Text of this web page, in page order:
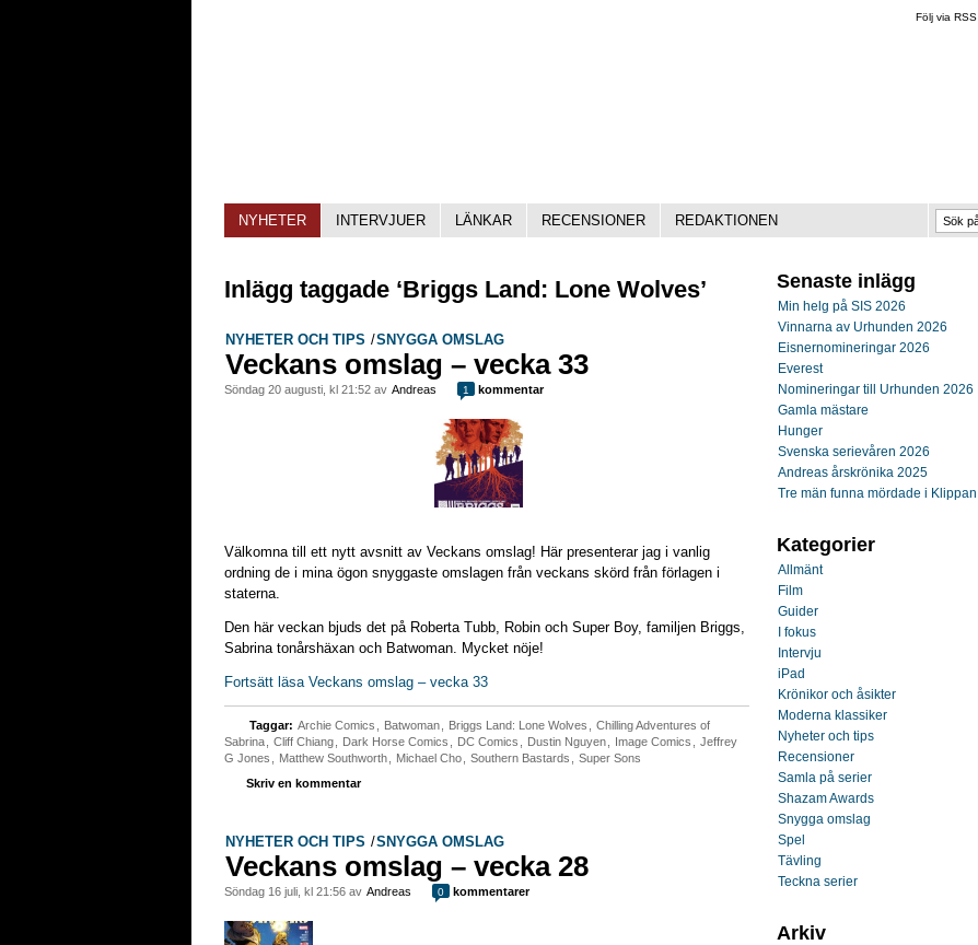
Följ via RSS
NYHETER INTERVJUER LÄNKAR RECENSIONER REDAKTIONEN
Inlägg taggade ‘Briggs Land: Lone Wolves’
NYHETER OCH TIPS /SNYGGA OMSLAG
Veckans omslag – vecka 33
söndag 20 augusti, kl 21:52 av Andreas 1 kommentar
Välkomna till ett nytt avsnitt av Veckans omslag! Här presenterar jag i vanlig
ordning de i mina ögon snyggaste omslagen från veckans skörd från förlagen i
staterna.
Den här veckan bjuds det på Roberta Tubb, Robin och Super Boy, familjen Briggs,
Sabrina tonårshäxan och Batwoman. Mycket nöje!
Fortsätt läsa Veckans omslag – vecka 33
Taggar: Archie Comics Batwoman Briggs Land: Lone Wolves
Chilling Adventures of
Sabrina
Cliff Chiang Dark Horse Comics DC Comics Dustin Nguyen Image Comics
Jeffrey
G Jones
Matthew Southworth Michael Cho Southern Bastards
Super Sons
Skriv en kommentar
NYHETER OCH TIPS /SNYGGA OMSLAG
Veckans omslag – vecka 28
söndag 16 juli, kl 21:56 av Andreas 0 kommentarer
Senaste inlägg
Min helg på SIS 2026
Vinnarna av Urhunden 2026
Eisnernomineringar 2026
Everest
Nomineringar till Urhunden 2026
Gamla mästare
Hunger
Svenska serievåren 2026
Andreas årskrönika 2025
Tre män funna mördade i Klippan
Kategorier
Allmänt
Film
Guider
I fokus
Intervju
iPad
Krönikor och åsikter
Moderna klassiker
Nyheter och tips
Recensioner
Samla på serier
Shazam Awards
Snygga omslag
Spel
Tävling
Teckna serier
Arkiv